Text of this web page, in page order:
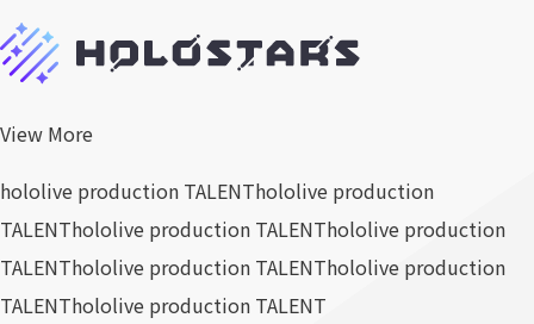
View More
hololive production TALENThololive production
TALENThololive production TALENThololive production
TALENThololive production TALENThololive production
TALENThololive production TALENT